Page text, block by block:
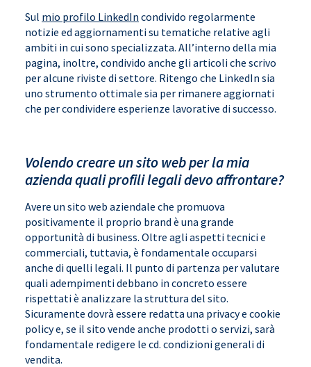
Sul mio profilo LinkedIn condivido regolarmente
notizie ed aggiornamenti su tematiche relative agli
ambiti in cui sono specializzata. All’interno della mia
pagina, inoltre, condivido anche gli articoli che scrivo
per alcune riviste di settore. Ritengo che LinkedIn sia
uno strumento ottimale sia per rimanere aggiornati
che per condividere esperienze lavorative di successo.
Volendo creare un sito web per la mia
azienda quali profili legali devo affrontare?
Avere un sito web aziendale che promuova
positivamente il proprio brand è una grande
opportunità di business. Oltre agli aspetti tecnici e
commerciali, tuttavia, è fondamentale occuparsi
anche di quelli legali. Il punto di partenza per valutare
quali adempimenti debbano in concreto essere
rispettati è analizzare la struttura del sito.
Sicuramente dovrà essere redatta una privacy e cookie
policy e, se il sito vende anche prodotti o servizi, sarà
fondamentale redigere le cd. condizioni generali di
vendita.